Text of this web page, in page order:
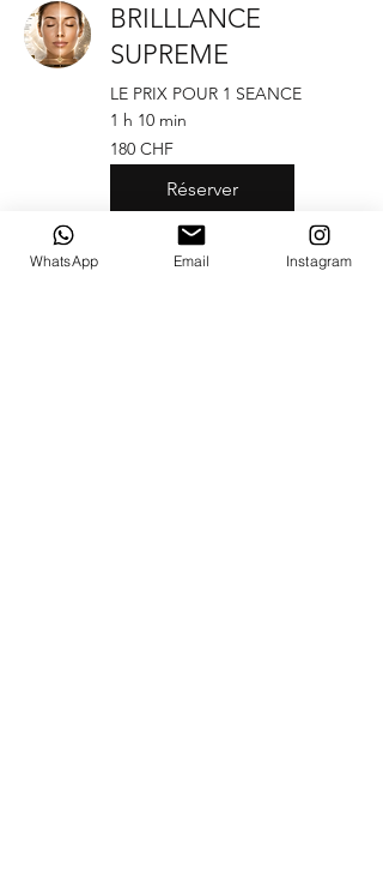
BRILLLANCE
SUPREME
LE PRIX POUR 1 SEANCE
1 h 10 min
180
francs
suisses
180 CHF
Réserver
WhatsApp Email Instagram